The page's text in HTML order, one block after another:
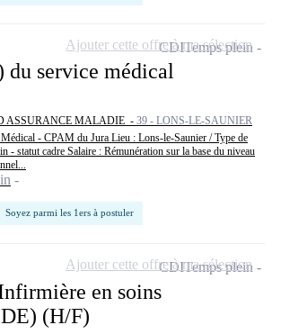
service médical
ASSURANCE MALADIE - 39 - LONS-LE-SAUNIER
- CPAM du Jura Lieu : Lons-le-Saunier / Type de
- statut cadre Salaire : Rémunération sur la base du niveau
Soyez parmi les 1ers à postuler
CDITemps plein
Ajouter cette offre à ma sélection
en soins
(H/F)
CDITemps plein
Ajouter cette offre à ma sélection